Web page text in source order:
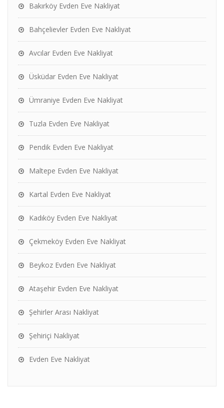
Bakırköy Evden Eve Nakliyat
Bahçelievler Evden Eve Nakliyat
Avcılar Evden Eve Nakliyat
Üsküdar Evden Eve Nakliyat
Ümraniye Evden Eve Nakliyat
Tuzla Evden Eve Nakliyat
Pendik Evden Eve Nakliyat
Maltepe Evden Eve Nakliyat
Kartal Evden Eve Nakliyat
Kadıköy Evden Eve Nakliyat
Çekmeköy Evden Eve Nakliyat
Beykoz Evden Eve Nakliyat
Ataşehir Evden Eve Nakliyat
Şehirler Arası Nakliyat
Şehiriçi Nakliyat
Evden Eve Nakliyat